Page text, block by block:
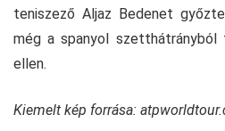
teniszező Aljaz Bedenet
még a spanyol szetthátrányból
ellen.
Kiemelt kép forrása: